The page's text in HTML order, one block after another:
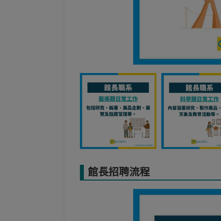
館長招聘流程